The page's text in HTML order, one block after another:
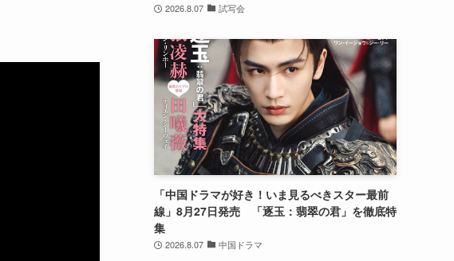
2026.8.07 試写会
「中国ドラマが好き！いま見るべきスター最前
線」8月27日発売 「逐玉：翡翠の君」を徹底特
集
2026.8.07 中国ドラマ